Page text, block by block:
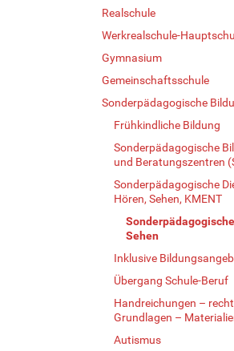
Realschule
Werkrealschule-
Gymnasium
Gemeinschaftsschule
Sonderpädagogische
Frühkindliche Bildung
Sonderpädagogische
und Beratungszentren
Sonderpädagogische
Hören, Sehen, KMENT
Sehen
Inklusive
Übergang Schule-Beruf
Handreichungen –
Grundlagen –
Autismus